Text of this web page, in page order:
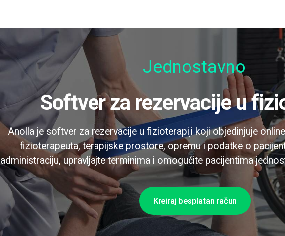
Jednostavno za k
Softver za rezervacije u
Anolla je softver za rezervacije u fizioterapiji koji objedinjuje
fizioterapeuta, terapijske prostore, opremu i podatke o
administraciju, upravljajte terminima i omogućite pacijentima
Kreiraj besplatan račun